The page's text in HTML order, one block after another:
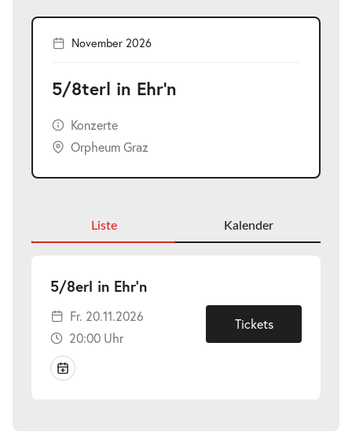
November 2026
5/8terl in Ehr'n
Konzerte
Orpheum Graz
Liste Kalender
5/8erl in Ehr'n-
Fr. 20.11.2026
20:00 Uhr
Tickets